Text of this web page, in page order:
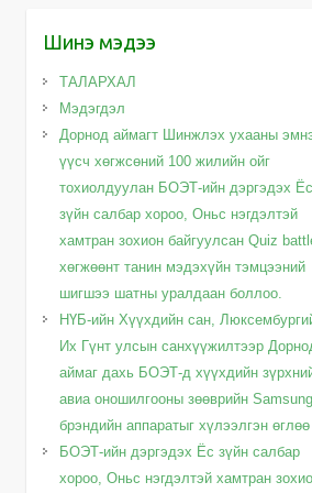
Шинэ мэдээ
ТАЛАРХАЛ
Мэдэгдэл
Дорнод аймагт Шинжлэх ухааны
үүсч хөгжсөний 100 жилийн ойг
тохиолдуулан БОЭТ-ийн дэргэдэх Ёс
зүйн салбар хороо, Оньс нэгдэлтэй
хамтран зохион байгуулсан Quiz
хөгжөөнт танин мэдэхүйн тэмцээний
шигшээ шатны уралдаан боллоо.
НҮБ-ийн Хүүхдийн сан,
Их Гүнт улсын санхүүжилтээр
аймаг дахь БОЭТ-д хүүхдийн
авиа оношилгооны зөөврийн Samsung
брэндийн аппаратыг хүлээлгэн өглөө
БОЭТ-ийн дэргэдэх Ёс зүйн салбар
хороо, Оньс нэгдэлтэй хамтран